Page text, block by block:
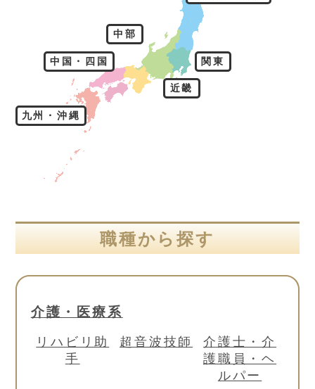
関東
中部
近畿
中国・四国
九州・沖縄
職種から探す
介護・医療系
リハビリ助
手
超音波技師
介護士・介
護職員・ヘ
ルパー